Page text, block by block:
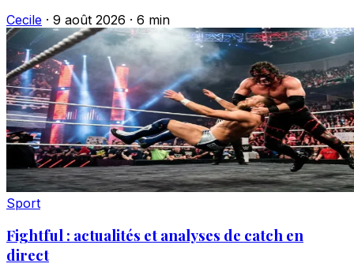
Cecile · 9 août 2026 · 6 min
Sport
Fightful : actualités et analyses de catch en
direct